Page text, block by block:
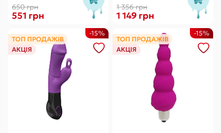
якість
650 грн
551 грн
1 356 грн
1 149 грн
ТОП ПРОДАЖІВ
АКЦІЯ
-15%
ТОП ПРОДАЖІВ
АКЦІЯ
-15%